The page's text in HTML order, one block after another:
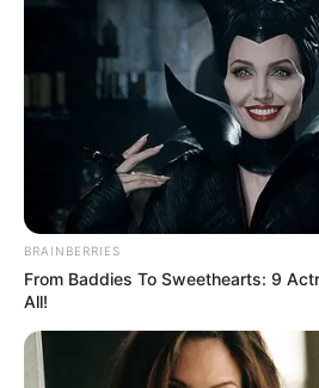
Friss hírek
Friss!Lemondott
June 2, 2026
BRAINBERRIES
From Baddies To Sweethearts: 9
All!